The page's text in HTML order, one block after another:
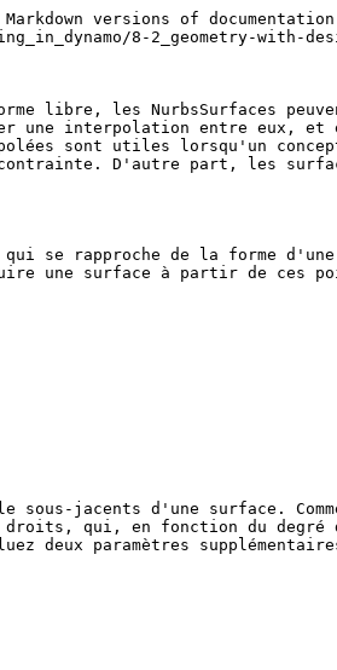
versions of
8-2_geometry-with-
libre, les NurbsSurfaces
une interpolation entre eux,
sont utiles lorsqu'un
D'autre part, les
se rapproche de la forme
une surface à partir de ces
jacents d'une surface.
droits, qui, en fonction du
paramètres